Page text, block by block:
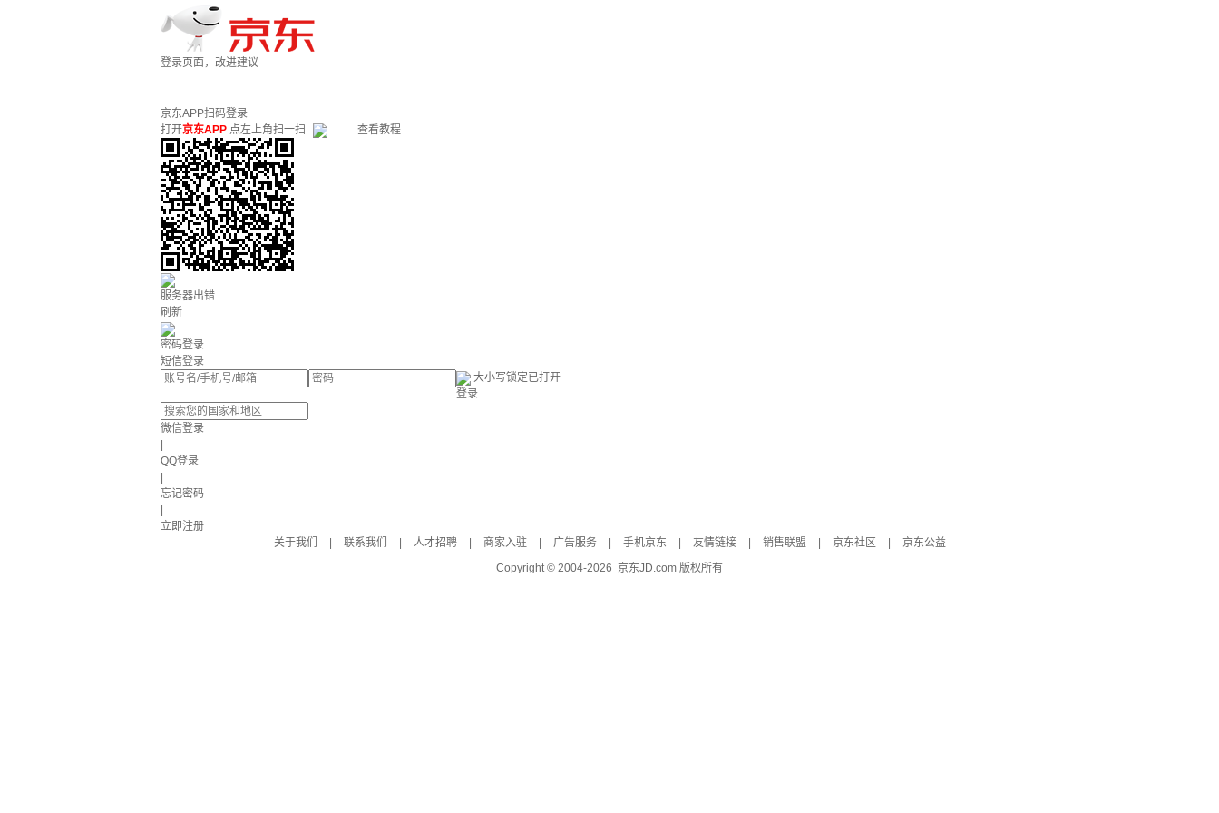
登录页面，改进建议
京东APP扫码登录
打开京东APP 点左上角扫一扫 查看教程
服务器出错
刷新
密码登录
短信登录
大小写锁定已打开
登录
微信登录
QQ登录
忘记密码
立即注册
关于我们
联系我们 人才招聘 商家入驻 广告服务 手机京东 友情链接 销售联盟 京东社区
京东公益
Copyright © 2004-2026 京东JD.com 版权所有